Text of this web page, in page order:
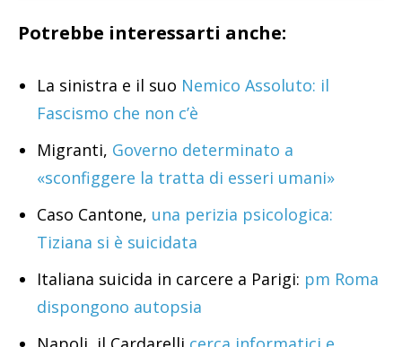
Potrebbe interessarti anche:
La sinistra e il suo Nemico Assoluto: il
Fascismo che non c’è
Migranti, Governo determinato a
«sconfiggere la tratta di esseri umani»
Caso Cantone, una perizia psicologica:
Tiziana si è suicidata
Italiana suicida in carcere a Parigi: pm Roma
dispongono autopsia